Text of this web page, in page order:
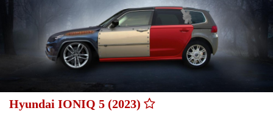
Hyundai IONIQ 5 (2023)